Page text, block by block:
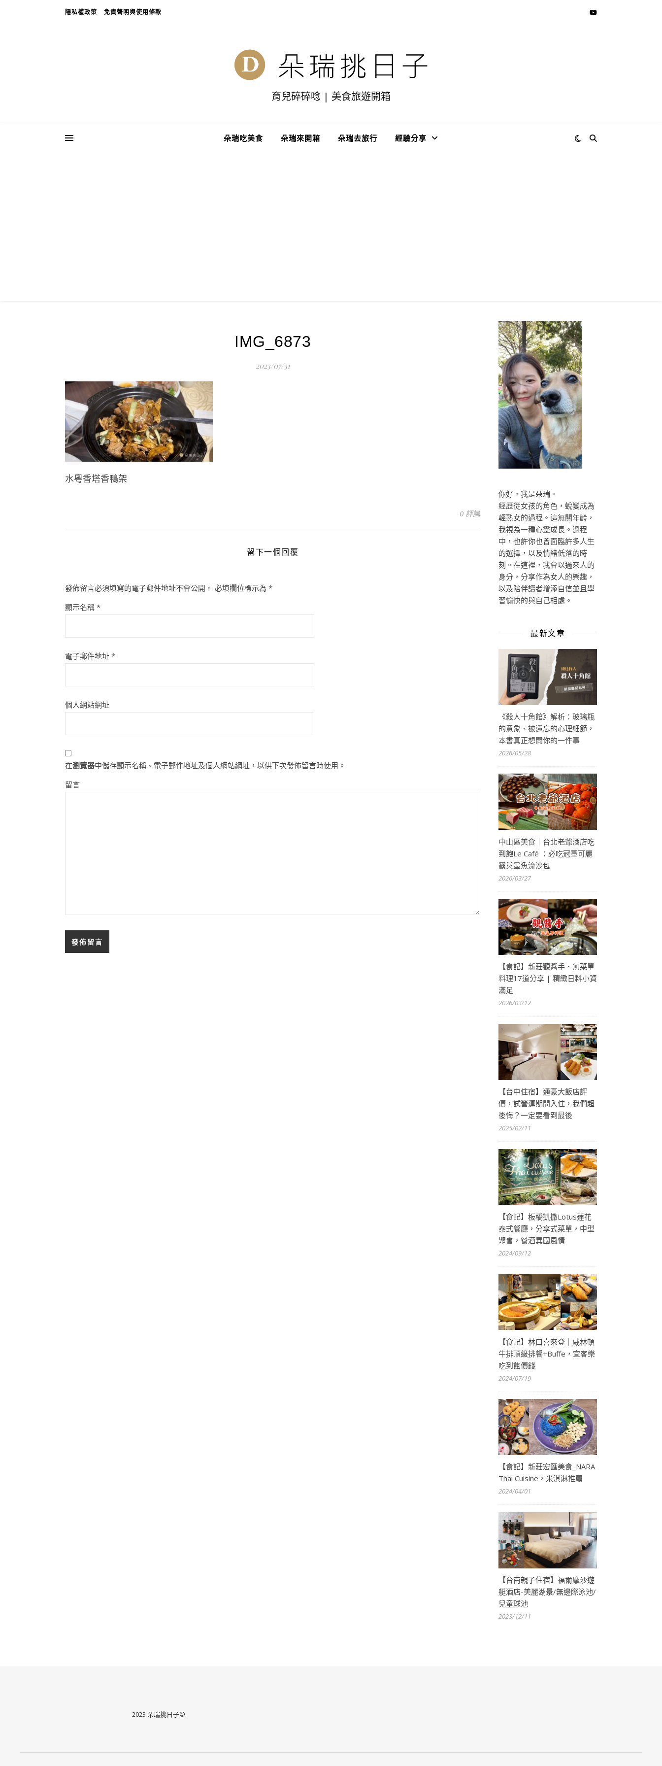
隱私權政策 免責聲明與使用條款
育兒碎碎唸 | 美食旅遊開箱
朵瑞吃美食 朵瑞來開箱 朵瑞去旅行 經驗分享
IMG_6873
2023/07/31
水粵香塔香鴨架
0 評論
留下一個回覆
發佈留言必須填寫的電子郵件地址不會公開。 必填欄位標示為 *
顯示名稱 *
電子郵件地址 *
個人網站網址
在瀏覽器中儲存顯示名稱、電子郵件地址及個人網站網址，以供下次發佈留言時使用。
留言
你好，我是朵瑞。
經歷從女孩的角色，蛻變成為
輕熟女的過程。這無關年齡，
我視為一種心靈成長。過程
中，也許你也曾面臨許多人生
的選擇，以及情緒低落的時
刻。在這裡，我會以過來人的
身分，分享作為女人的樂趣，
以及陪伴讀者增添自信並且學
習愉快的與自己相處。
最新文章
《殺人十角館》解析：玻璃瓶
的意象、被遺忘的心理細節，
本書真正想問你的一件事
2026/05/28
中山區美食｜台北老爺酒店吃
到飽Le Café ：必吃冠軍可麗
露與墨魚流沙包
2026/03/27
【食記】新莊觀醬手．無菜單
料理17道分享 | 精緻日料小資
滿足
2026/03/12
【台中住宿】通豪大飯店評
價，試營運期間入住，我們超
後悔？一定要看到最後
2025/02/11
【食記】板橋凱撒Lotus蓮花
泰式餐廳，分享式菜單，中型
聚會，餐酒異國風情
2024/09/12
【食記】林口喜來登｜威林頓
牛排頂級排餐+Buffe，宜客樂
吃到飽價錢
2024/07/19
【食記】新莊宏匯美食_NARA
Thai Cuisine，米淇淋推薦
2024/04/01
【台南親子住宿】福爾摩沙遊
艇酒店-美麗湖景/無邊際泳池/
兒童球池
2023/12/11
2023 朵瑞挑日子©.